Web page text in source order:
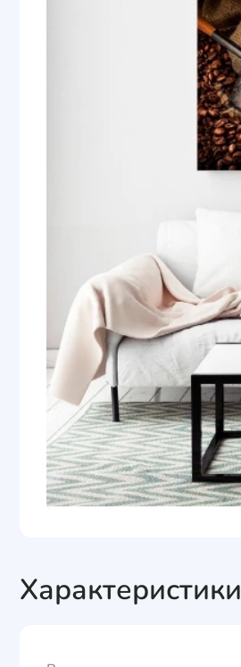
Характеристики